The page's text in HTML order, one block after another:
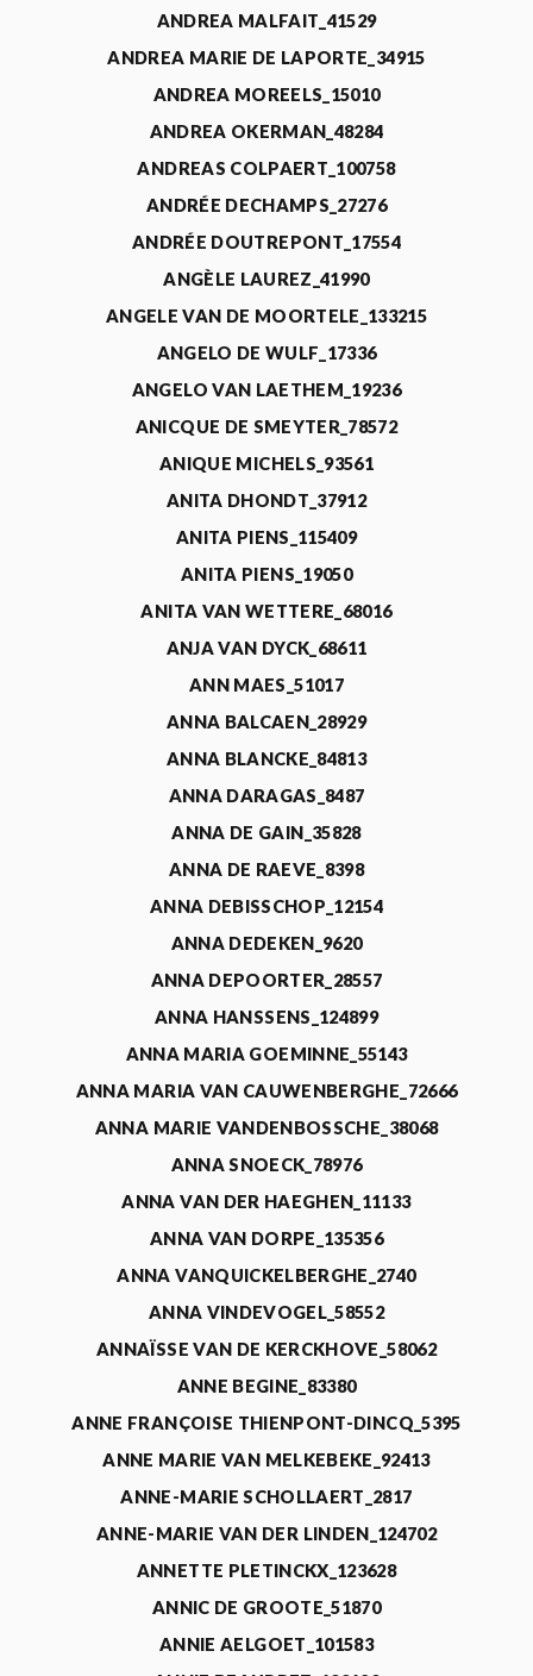
ANDREA MALFAIT_41529
ANDREA MARIE DE LAPORTE_34915
ANDREA MOREELS_15010
ANDREA OKERMAN_48284
ANDREAS COLPAERT_100758
ANDRÉE DECHAMPS_27276
ANDRÉE DOUTREPONT_17554
ANGÈLE LAUREZ_41990
ANGELE VAN DE MOORTELE_133215
ANGELO DE WULF_17336
ANGELO VAN LAETHEM_19236
ANICQUE DE SMEYTER_78572
ANIQUE MICHELS_93561
ANITA DHONDT_37912
ANITA PIENS_115409
ANITA PIENS_19050
ANITA VAN WETTERE_68016
ANJA VAN DYCK_68611
ANN MAES_51017
ANNA BALCAEN_28929
ANNA BLANCKE_84813
ANNA DARAGAS_8487
ANNA DE GAIN_35828
ANNA DE RAEVE_8398
ANNA DEBISSCHOP_12154
ANNA DEDEKEN_9620
ANNA DEPOORTER_28557
ANNA HANSSENS_124899
ANNA MARIA GOEMINNE_55143
ANNA MARIA VAN CAUWENBERGHE_72666
ANNA MARIE VANDENBOSSCHE_38068
ANNA SNOECK_78976
ANNA VAN DER HAEGHEN_11133
ANNA VAN DORPE_135356
ANNA VANQUICKELBERGHE_2740
ANNA VINDEVOGEL_58552
ANNAÏSSE VAN DE KERCKHOVE_58062
ANNE BEGINE_83380
ANNE FRANÇOISE THIENPONT-DINCQ_5395
ANNE MARIE VAN MELKEBEKE_92413
ANNE-MARIE SCHOLLAERT_2817
ANNE-MARIE VAN DER LINDEN_124702
ANNETTE PLETINCKX_123628
ANNIC DE GROOTE_51870
ANNIE AELGOET_101583